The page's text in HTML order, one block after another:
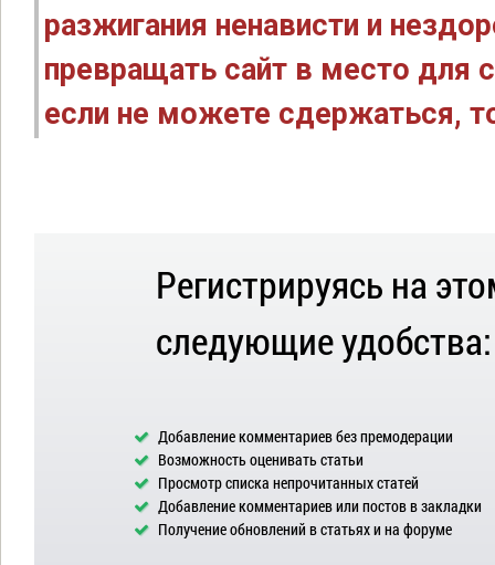
разжигания ненависти и
превращать сайт в место для
если не можете сдержаться,
Регистрируясь на
следующие удобства:
Добавление комментариев без премодерации
Возможность оценивать статьи
Просмотр списка непрочитанных статей
Добавление комментариев или постов в закладки
Получение обновлений в статьях и на форуме